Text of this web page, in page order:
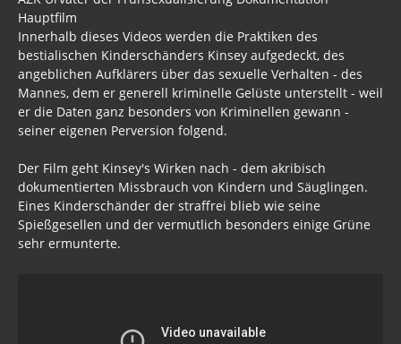
Hauptfilm
Innerhalb dieses Videos werden die Praktiken des
bestialischen Kinderschänders Kinsey aufgedeckt, des
angeblichen Aufklärers über das sexuelle Verhalten - des
Mannes, dem er generell kriminelle Gelüste unterstellt - weil
er die Daten ganz besonders von Kriminellen gewann -
seiner eigenen Perversion folgend.
Der Film geht Kinsey's Wirken nach - dem akribisch
dokumentierten Missbrauch von Kindern und Säuglingen.
Eines Kinderschänder der straffrei blieb wie seine
Spießgesellen und der vermutlich besonders einige Grüne
sehr ermunterte.